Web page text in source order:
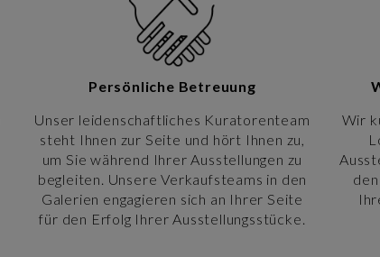
Persönliche Betreuung
Unser leidenschaftliches Kuratorenteam
steht Ihnen zur Seite und hört Ihnen zu,
um Sie während Ihrer Ausstellungen zu
begleiten. Unsere Verkaufsteams in den
Galerien engagieren sich an Ihrer Seite
für den Erfolg Ihrer Ausstellungsstücke.
Wir